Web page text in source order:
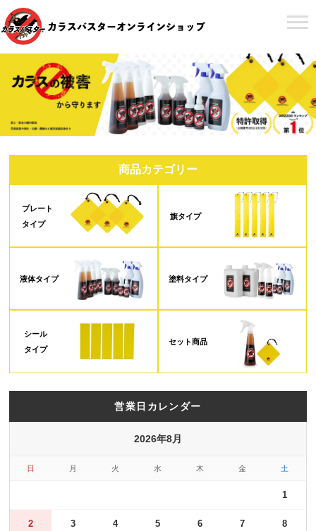
カラスバスターオンラインショップ
商品カテゴリー
プレート
タイプ
旗タイプ
液体タイプ 塗料タイプ
シール
タイプ
セット商品
営業日カレンダー
2026年8月
日 月 火 水 木 金 土
1
2 3 4 5 6 7 8